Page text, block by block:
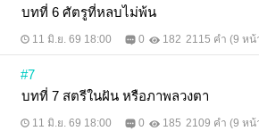
บทที่ 6 ศัตรูที่หลบไม่พ้น
11 มิ.ย. 69 18:00 0 182 2115 คำ (9 หน้
#7
บทที่ 7 สตรีในฝัน หรือภาพลวงตา
11 มิ.ย. 69 18:00 0 185 2109 คำ (9 หน้